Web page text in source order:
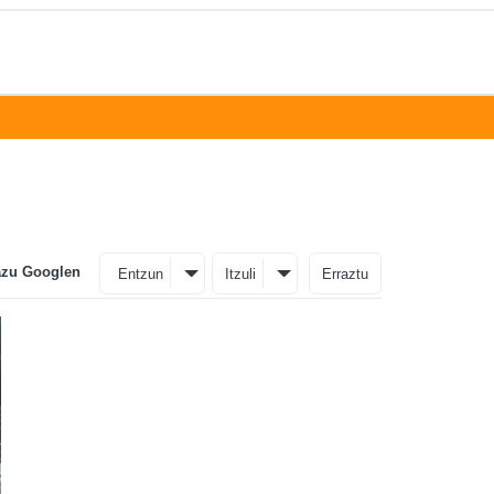
Googlen Entzun Itzuli Erraztu